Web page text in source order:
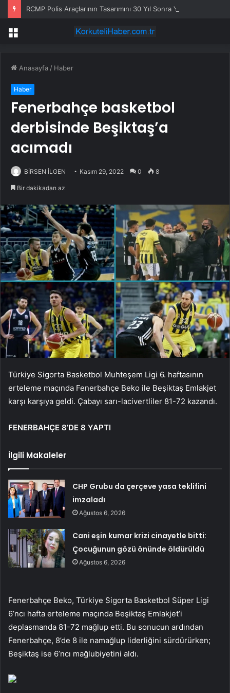
RCMP Polis Araçlarının Tasarımını 30 Yıl Sonra Yeniliyor
Menü
Anasayfa / Haber
Haber
Fenerbahçe basketbol
derbisinde Beşiktaş’a
acımadı
BİRSEN İLGEN Kasım 29, 2022 0 8
Bir dakikadan az
Türkiye Sigorta Basketbol Muhteşem Ligi 6. haftasının
erteleme maçında Fenerbahçe Beko ile Beşiktaş Emlakjet
karşı karşıya geldi. Çabayı sarı-lacivertliler 81-72 kazandı.
FENERBAHÇE 8’DE 8 YAPTI
İlgili Makaleler
CHP Grubu da çerçeve yasa teklifini
imzaladı
Ağustos 6, 2026
Cani eşin kumar krizi cinayetle bitti:
Çocuğunun gözü önünde öldürüldü
Ağustos 6, 2026
Fenerbahçe Beko, Türkiye Sigorta Basketbol Süper Ligi
6’ncı hafta erteleme maçında Beşiktaş Emlakjet’i
deplasmanda 81-72 mağlup etti. Bu sonucun ardından
Fenerbahçe, 8’de 8 ile namağlup liderliğini sürdürürken;
Beşiktaş ise 6’ncı mağlubiyetini aldı.